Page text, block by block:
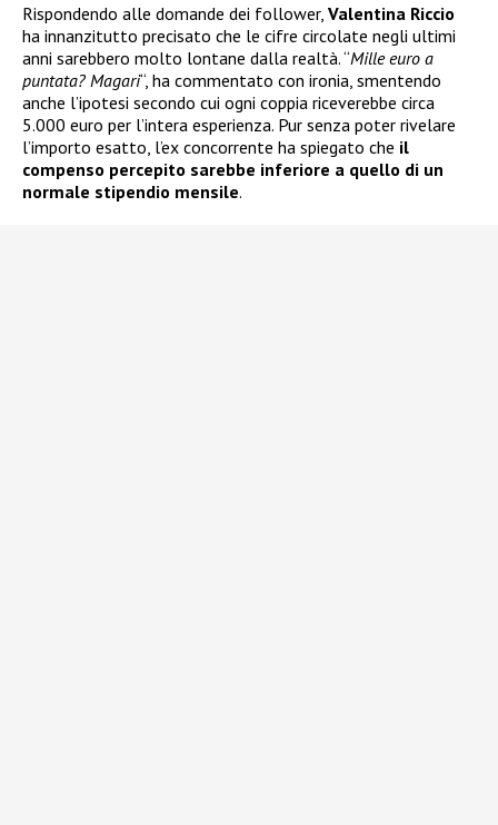
Rispondendo alle domande dei follower, Valentina Riccio
ha innanzitutto precisato che le cifre circolate negli ultimi
anni sarebbero molto lontane dalla realtà. “Mille euro a
puntata? Magari“, ha commentato con ironia, smentendo
anche l’ipotesi secondo cui ogni coppia riceverebbe circa
5.000 euro per l’intera esperienza. Pur senza poter rivelare
l’importo esatto, l’ex concorrente ha spiegato che il
compenso percepito sarebbe inferiore a quello di un
normale stipendio mensile.